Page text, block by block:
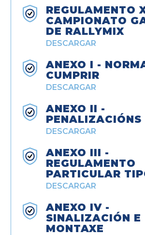
REGULAMENTO
CAMPIONATO
DE RALLYMIX
DESCARGAR
ANEXO I -
CUMPRIR
DESCARGAR
ANEXO II -
PENALIZACIÓNS
DESCARGAR
ANEXO III -
REGULAMENTO
PARTICULAR
DESCARGAR
ANEXO IV -
SINALIZACIÓN E
MONTAXE